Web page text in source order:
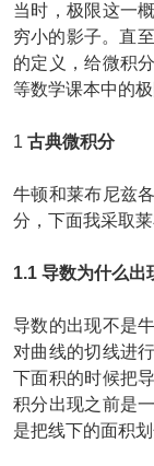
当时，极限这一
穷小的影子。直
的定义，给微积
等数学课本中的
1 古典微积分
牛顿和莱布尼兹
分，下面我采取
1.1 导数为什么出
导数的出现不是
对曲线的切线进
下面积的时候把
积分出现之前是
是把线下的面积